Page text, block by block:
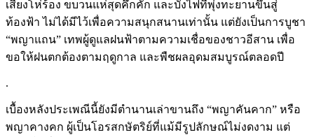
เสียงโห่ร้อง ขบวนแห่สุดคึกคัก และบั้งไฟที่พุ่งทะยานขึ้นสู่
ท้องฟ้า ไม่ได้มีไว้เพื่อความสนุกสนานเท่านั้น แต่ยังเป็นการบูชา
“พญาแถน” เทพผู้ดูแลฝนฟ้าตามความเชื่อของชาวอีสาน เพื่อ
ขอให้ฝนตกต้องตามฤดูกาล และพืชผลอุดมสมบูรณ์ตลอดปี
.
เบื้องหลังประเพณีนี้ยังมีตำนานเล่าขานถึง “พญาคันคาก” หรือ
พญาคางคก ผู้เป็นโอรสกษัตริย์ที่แม้มีรูปลักษณ์ไม่งดงาม แต่